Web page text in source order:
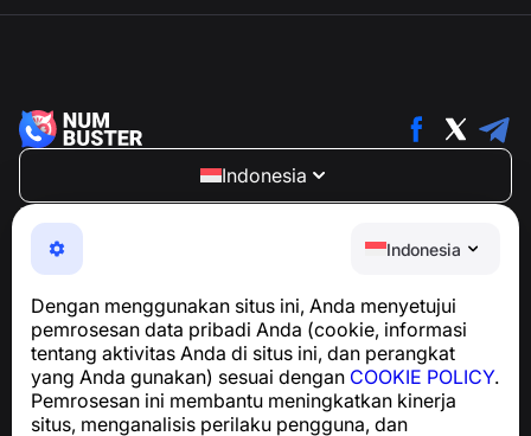
Indonesia
Dengan menggunakan situs ini, Anda menyetujui
pemrosesan data pribadi Anda (cookie, informasi
tentang aktivitas Anda di situs ini, dan perangkat
yang Anda gunakan) sesuai dengan COOKIE POLICY.
Pemrosesan ini membantu meningkatkan kinerja
situs, menganalisis perilaku pengguna, dan
Indonesia
NumBuster © 2013—2026 ·
Aplikasi yang mudah digunakan untuk melindungi Anda
dari penipuan telepon, spam, dan pesan yang tidak
Untuk pertanyaan terkait kepatuhan GDPR:
support@numbuster.com
Pusat Bantuan